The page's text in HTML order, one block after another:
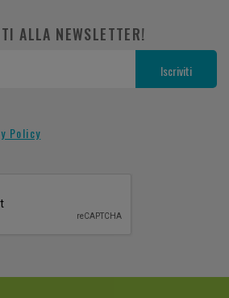
ALLA NEWSLETTER!
Policy